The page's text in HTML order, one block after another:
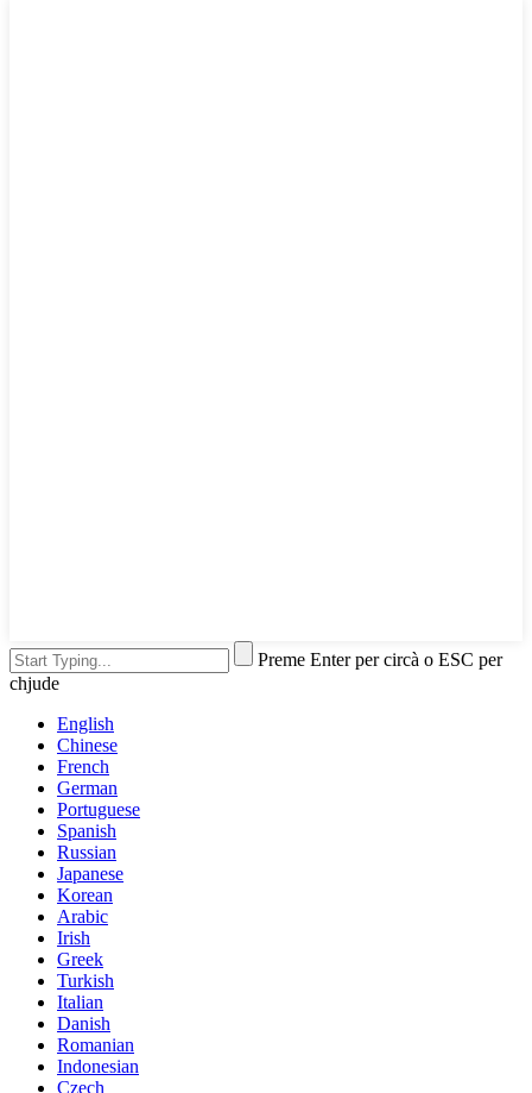
Preme Enter per circà o ESC per
chjude
English
Chinese
French
German
Portuguese
Spanish
Russian
Japanese
Korean
Arabic
Irish
Greek
Turkish
Italian
Danish
Romanian
Indonesian
Czech